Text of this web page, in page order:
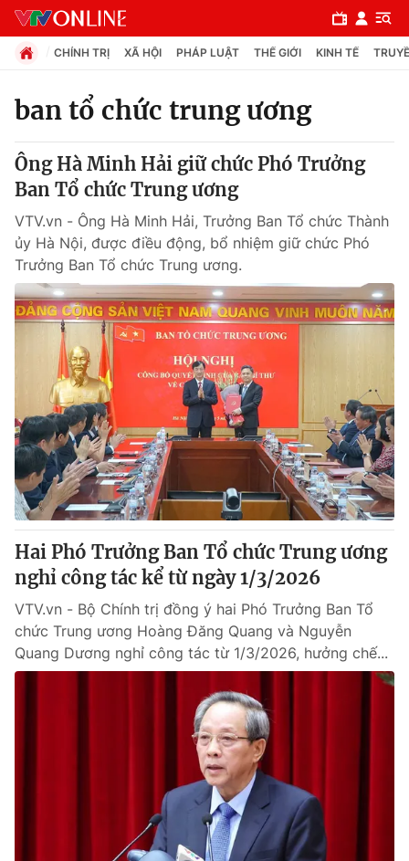
Chuyên mục
Chính trị
Xã hội
Pháp luật
Thế giới
Tin tức
Thế giới đó đây
Câu chuyện quốc tế
Kinh tế
Tài chính
Thị trường
Góc doanh nghiệp
Dữ liệu và đời sống
Truyền hình
Phim VTV
Hậu trường
Nhân vật
Giải trí
Điện ảnh
Đời sống
Hitech Công nghệ tương lai
Giao lưu trực tuyến
CHÍNH TRỊ XÃ HỘI PHÁP LUẬT THẾ GIỚI KINH TẾ
ban tổ chức trung ương
Ông Hà Minh Hải giữ chức Phó Trưởng
Ban Tổ chức Trung ương
VTV.vn - Ông Hà Minh Hải, Trưởng Ban Tổ chức Thành
ủy Hà Nội, được điều động, bổ nhiệm giữ chức Phó
Trưởng Ban Tổ chức Trung ương.
Hai Phó Trưởng Ban Tổ chức Trung ương
nghỉ công tác kể từ ngày 1/3/2026
VTV.vn - Bộ Chính trị đồng ý hai Phó Trưởng Ban Tổ
chức Trung ương Hoàng Đăng Quang và Nguyễn
Quang Dương nghỉ công tác từ 1/3/2026, hưởng chế...